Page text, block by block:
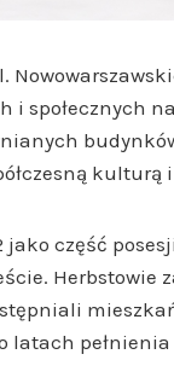
i społecznych
jako część
latach